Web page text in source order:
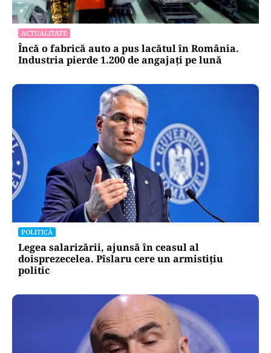
ACTUALITATE
Încă o fabrică auto a pus lacătul în România.
Industria pierde 1.200 de angajați pe lună
POLITICĂ
Legea salarizării, ajunsă în ceasul al
doisprezecelea. Pîslaru cere un armistițiu
politic